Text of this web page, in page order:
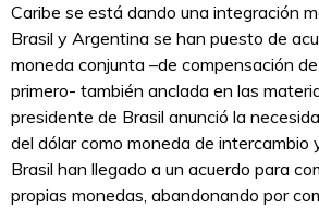
Caribe se está dando una integración
Brasil y Argentina se han puesto de
moneda conjunta –de compensación
primero- también anclada en las
presidente de Brasil anunció la
del dólar como moneda de intercambio
Brasil han llegado a un acuerdo para
propias monedas, abandonando por